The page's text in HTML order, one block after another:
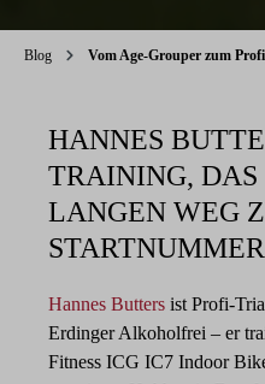
Blog Vom Age-Grouper zum Profi
HANNES
TRAINING,
LANGEN WEG
STARTNUMMER
Hannes Butters ist Profi-
Erdinger Alkoholfrei – er
Fitness ICG IC7 Indoor